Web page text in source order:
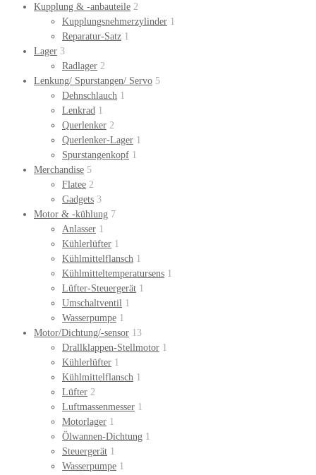
Kupplung & -anbauteile 2
Kupplungsnehmerzylinder 1
Reparatur-Satz 1
Lager 3
Radlager 2
Lenkung/ Spurstangen/ Servo 5
Dehnschlauch 1
Lenkrad 1
Querlenker 2
Querlenker-Lager 1
Spurstangenkopf 1
Merchandise 5
Flatee 2
Gadgets 3
Motor & -kühlung 7
Anlasser 1
Kühlerlüfter 1
Kühlmittelflansch 1
Kühlmitteltemperatursens 1
Lüfter-Steuergerät 1
Umschaltventil 1
Wasserpumpe 1
Motor/Dichtung/-sensor 13
Drallklappen-Stellmotor 1
Kühlerlüfter 1
Kühlmittelflansch 1
Lüfter 2
Luftmassenmesser 1
Motorlager 1
Ölwannen-Dichtung 1
Steuergerät 1
Wasserpumpe 1